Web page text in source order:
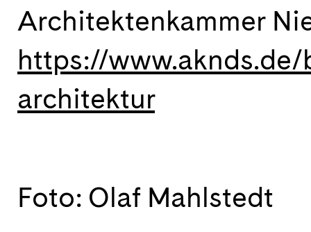
Architektenkammer
https://
architektur
Foto: Olaf Mahlstedt